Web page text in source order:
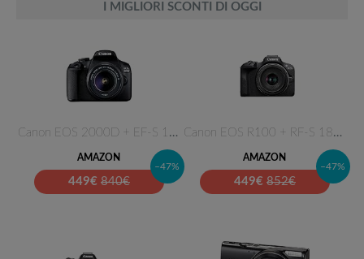
I MIGLIORI SCONTI DI OGGI
Canon EOS 2000D + EF-S 18-55 m…
AMAZON
449€ 840€
–47%
Canon EOS R100 + RF-S 18-45mm …
AMAZON
449€ 852€
–47%